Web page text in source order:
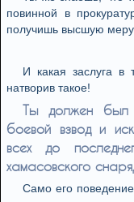
повинной в
получишь высшую меру
И какая заслуга в
натворив такое!
Ты должен был
боевой взвод и
всех до
хамасовского
Само его